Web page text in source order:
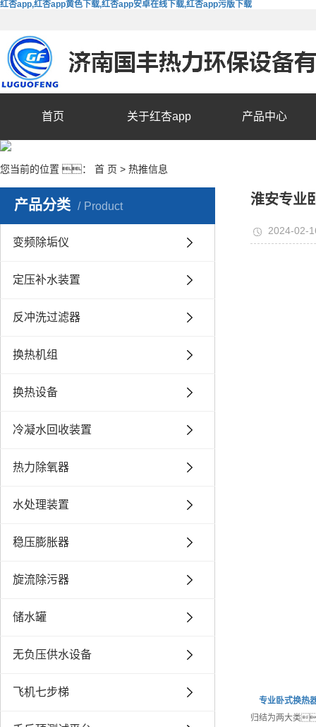
红杏app,红杏app黄色下载,红杏app安卓在线下载,红杏app污版下载
首页 关于红杏app 产品中心
您当前的位置 ： 首 页 > 热推信息
产品分类 Product
变频除垢仪
定压补水装置
反冲洗过滤器
换热机组
换热设备
冷凝水回收装置
热力除氧器
水处理装置
稳压膨胀器
旋流除污器
储水罐
无负压供水设备
飞机七步梯
淮安专业
2024-02-
专业卧式换热
归结为两大类